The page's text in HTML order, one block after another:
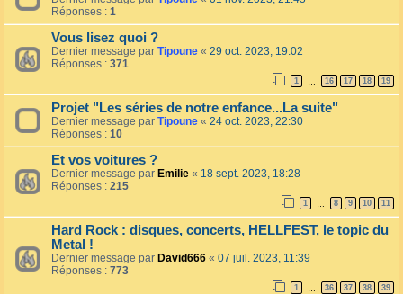
Réponses : 1
Vous lisez quoi ?
Dernier message par Tipoune « 29 oct. 2023, 19:02
Réponses : 371
1 … 16 17 18 19
Projet "Les séries de notre enfance...La suite"
Dernier message par Tipoune « 24 oct. 2023, 22:30
Réponses : 10
Et vos voitures ?
Dernier message par Emilie « 18 sept. 2023, 18:28
Réponses : 215
1 … 8 9 10 11
Hard Rock : disques, concerts, HELLFEST, le topic du
Metal !
Dernier message par David666 « 07 juil. 2023, 11:39
Réponses : 773
1 … 36 37 38 39